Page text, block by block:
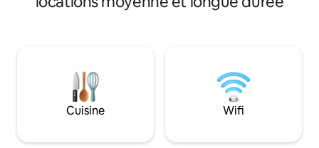
Cuisine Wifi